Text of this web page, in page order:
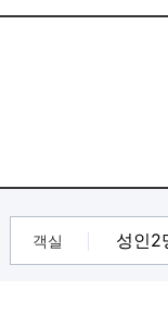
을 위한 특별한 추
요~객실